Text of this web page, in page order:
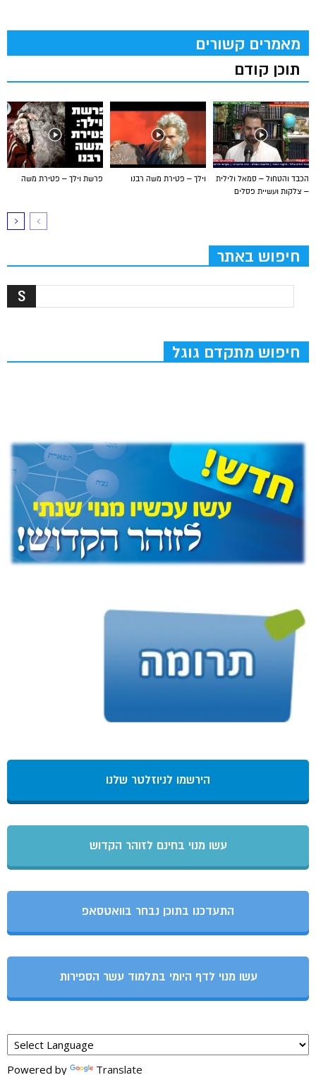
מאמרים קשורים
תוכן קודם
פרשת וילך – פטירת משה וילך – פטירת משה רבנו
הכבד והטחול – סמאל ולילית
– צלקות ועשיית פסלים
חיפוש באתר
חיפוש מתקדם גוגל
הירשמו לניוזלטר שלנו
עשו מנוי בחינם לזוהר הקדוש
התעדכנו בתוכן נבחר בוואטסאפ
עשו מנוי לדף היומי בתלמוד עשר הספירות
Powered by Translate